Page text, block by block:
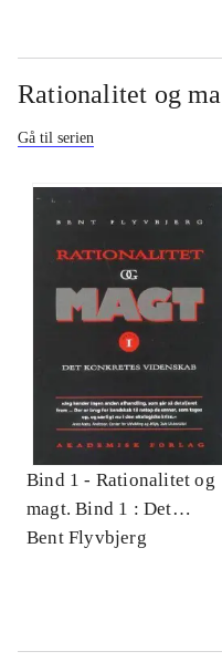
Rationalitet og
Gå til serien
Bind 1 - Rationalitet og
magt. Bind 1 : Det
konkretes videnskab
Bent Flyvbjerg